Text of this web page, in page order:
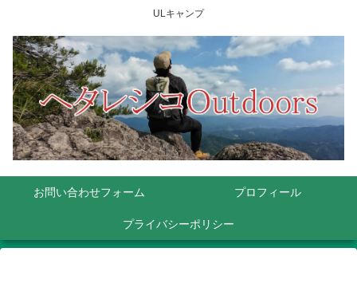
ULキャンプ
お問い合わせフォーム プロフィール
プライバシーポリシー